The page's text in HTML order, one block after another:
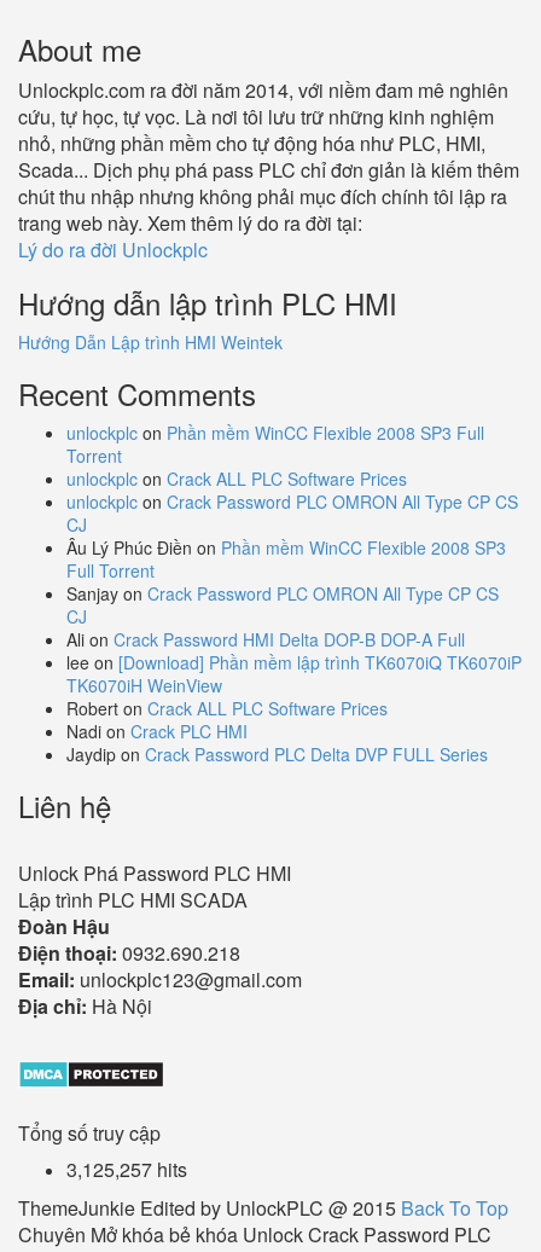
About me
Unlockplc.com ra đời năm 2014, với niềm đam mê nghiên
cứu, tự học, tự vọc. Là nơi tôi lưu trữ những kinh nghiệm
nhỏ, những phần mềm cho tự động hóa như PLC, HMI,
Scada... Dịch phụ phá pass PLC chỉ đơn giản là kiếm thêm
chút thu nhập nhưng không phải mục đích chính tôi lập ra
trang web này. Xem thêm lý do ra đời tại:
Lý do ra đời Unlockplc
Hướng dẫn lập trình PLC HMI
Hướng Dẫn Lập trình HMI Weintek
Recent Comments
unlockplc on Phần mềm WinCC Flexible 2008 SP3 Full
Torrent
unlockplc on Crack ALL PLC Software Prices
unlockplc on Crack Password PLC OMRON All Type CP CS
CJ
Âu Lý Phúc Điền on Phần mềm WinCC Flexible 2008 SP3
Full Torrent
Sanjay on Crack Password PLC OMRON All Type CP CS
CJ
Ali on Crack Password HMI Delta DOP-B DOP-A Full
lee on [Download] Phần mềm lập trình TK6070iQ TK6070iP
TK6070iH WeinView
Robert on Crack ALL PLC Software Prices
Nadi on Crack PLC HMI
Jaydip on Crack Password PLC Delta DVP FULL Series
Liên hệ
Unlock Phá Password PLC HMI
Lập trình PLC HMI SCADA
Đoàn Hậu
Điện thoại: 0932.690.218
Email: unlockplc123@gmail.com
Địa chỉ: Hà Nội
Tổng số truy cập
3,125,257 hits
ThemeJunkie Edited by UnlockPLC @ 2015 Back To Top
Chuyên Mở khóa bẻ khóa Unlock Crack Password PLC